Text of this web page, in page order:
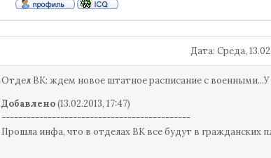
Дата: Среда,
Отдел ВК: ждем новое штатное расписание с
Добавлено(13.02.2013, 17:47)
---------------------------------------------
Прошла инфа, что в отделах ВК все будут в гражданских